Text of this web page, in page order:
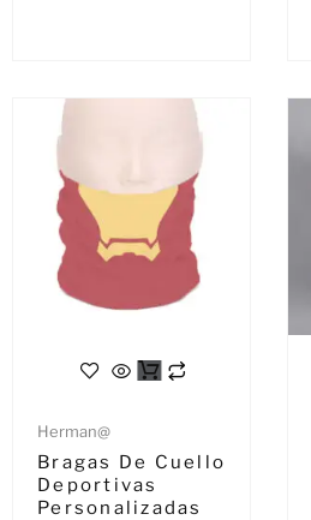
Herman@
Bragas De Cuello
Deportivas
Personalizadas